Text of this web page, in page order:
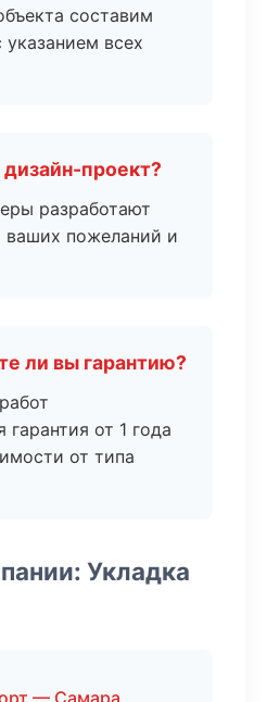
составим
всех
проект?
разработают
ваших пожеланий и
ли вы гарантию?
гарантия от 1 года
от типа
Укладка
— Самара